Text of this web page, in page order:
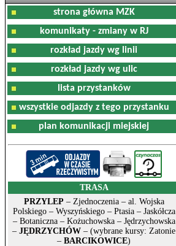
strona główna MZK
komunikaty - zmiany w RJ
rozkład jazdy wg linii
rozkład jazdy wg ulic
lista przystanków
wszystkie odjazdy z tego przystanku
plan komunikacji miejskiej
TRASA
PRZYLEP – Zjednoczenia – al. Wojska
Polskiego – Wyszyńskiego – Ptasia – Jaskółcza
– Botaniczna – Kożuchowska – Jędrzychowska
– JĘDRZYCHÓW – (wybrane kursy: Zatonie
– BARCIKOWICE)